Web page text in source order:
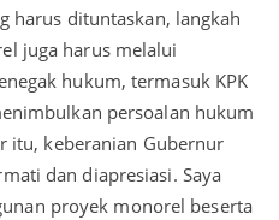
harus dituntaskan, langkah
juga harus melalui
hukum, termasuk KPK
persoalan hukum
itu, keberanian Gubernur
dan diapresiasi. Saya
proyek monorel beserta